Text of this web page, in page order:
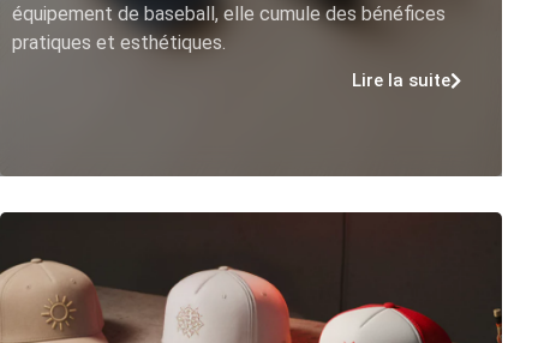
équipement de baseball, elle cumule des bénéfices
pratiques et esthétiques.
Lire la suite